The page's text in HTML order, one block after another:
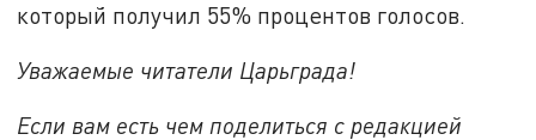
который получил 55% процентов голосов.
Уважаемые читатели Царьграда!
Если вам есть чем поделиться с редакцией